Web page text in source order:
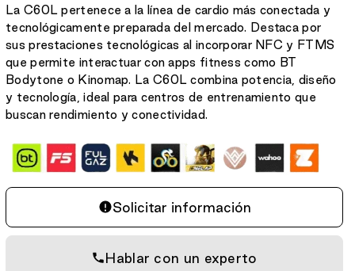
La C60L pertenece a la línea de cardio más conectada y
tecnológicamente preparada del mercado. Destaca por
sus prestaciones tecnológicas al incorporar NFC y FTMS
que permite interactuar con apps fitness como BT
Bodytone o Kinomap. La C60L combina potencia, diseño
y tecnología, ideal para centros de entrenamiento que
buscan rendimiento y conectividad.
Solicitar información
Hablar con un experto